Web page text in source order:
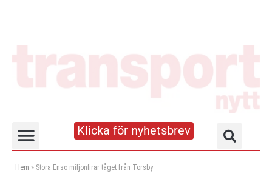
Klicka för nyhetsbrev
Hem » Stora Enso miljonfirar tåget från Torsby